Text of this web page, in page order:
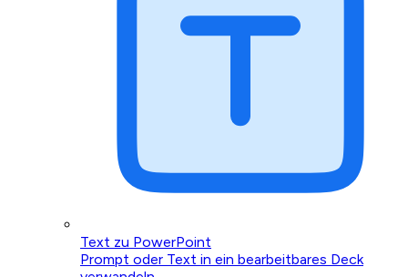
Text zu PowerPoint
Prompt oder Text in ein bearbeitbares Deck